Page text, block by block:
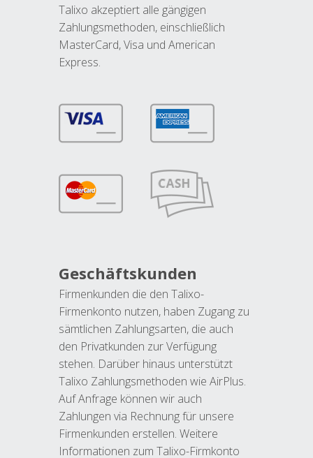
Talixo akzeptiert alle gängigen
Zahlungsmethoden, einschließlich
MasterCard, Visa und American
Express.
Geschäftskunden
Firmenkunden die den Talixo-
Firmenkonto nutzen, haben Zugang zu
sämtlichen Zahlungsarten, die auch
den Privatkunden zur Verfügung
stehen. Darüber hinaus unterstützt
Talixo Zahlungsmethoden wie AirPlus.
Auf Anfrage können wir auch
Zahlungen via Rechnung für unsere
Firmenkunden erstellen. Weitere
Informationen zum Talixo-Firmkonto